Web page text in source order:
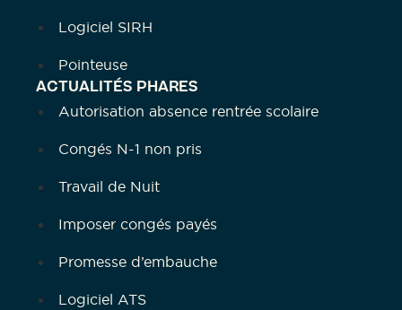
Logiciel SIRH
Pointeuse
ACTUALITÉS PHARES
Autorisation absence rentrée scolaire
Congés N-1 non pris
Travail de Nuit
Imposer congés payés
Promesse d’embauche
Logiciel ATS